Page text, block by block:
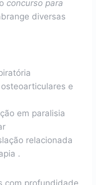
concurso para
diversas
e
em paralisia
relacionada
.
com profundidade